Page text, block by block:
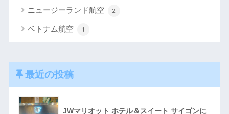
ニュージーランド航空 2
ベトナム航空 1
最近の投稿
JWマリオット ホテル＆スイート サイゴンに